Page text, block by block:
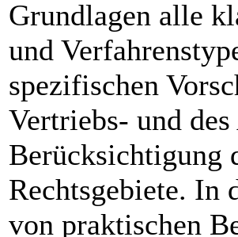
Grundlagen alle
und
spezifischen
Vertriebs- und
Berücksichtigung
Rechtsgebiete. In
von praktischen